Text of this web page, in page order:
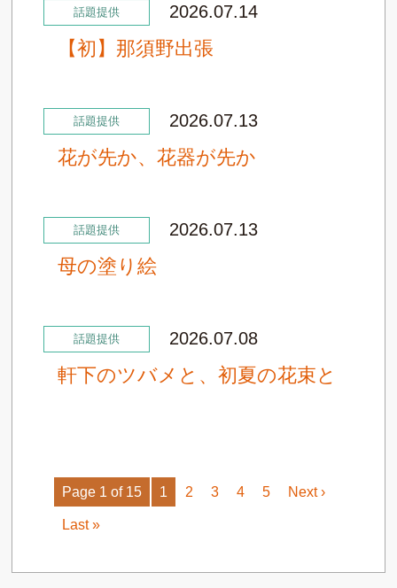
話題提供 2026.07.14
【初】那須野出張
話題提供 2026.07.13
花が先か、花器が先か
話題提供 2026.07.13
母の塗り絵
話題提供 2026.07.08
軒下のツバメと、初夏の花束と
Page 1 of 15 1 2 3 4 5 Next ›
Last »